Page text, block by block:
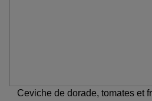
Ceviche de dorade, tomates et